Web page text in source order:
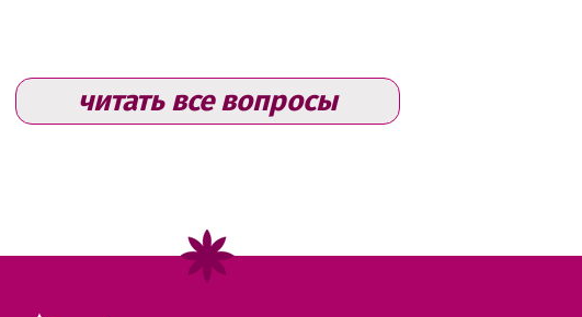
читать все вопросы